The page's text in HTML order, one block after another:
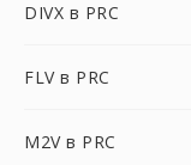
DIVX в PRC
FLV в PRC
M2V в PRC